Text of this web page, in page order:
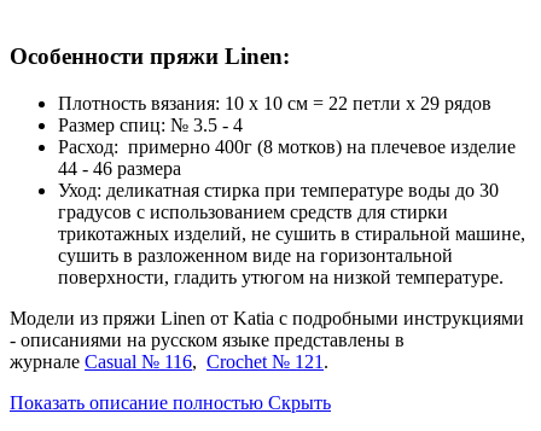
Особенности пряжи Linen:
Плотность вязания: 10 х 10 см = 22 петли х 29 рядов
Размер спиц: № 3.5 - 4
Расход: примерно 400г (8 мотков) на плечевое изделие
44 - 46 размера
Уход: деликатная стирка при температуре воды до 30
градусов с использованием средств для стирки
трикотажных изделий, не сушить в стиральной машине,
сушить в разложенном виде на горизонтальной
поверхности, гладить утюгом на низкой температуре.
Модели из пряжи Linen от Katia с подробными инструкциями
- описаниями на русском языке представлены в
журнале Casual № 116, Crochet № 121 .
Показать описание полностью Скрыть